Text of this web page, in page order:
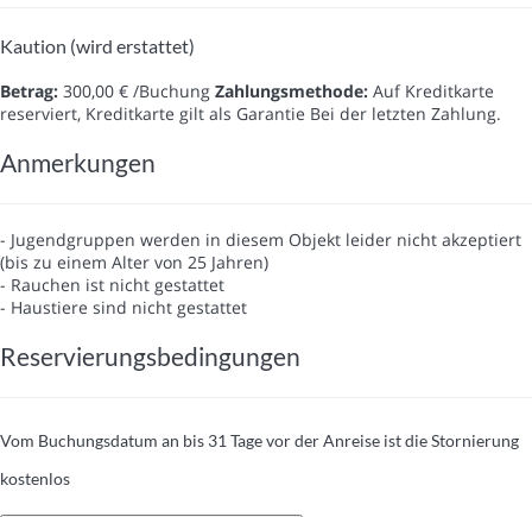
Kaution (wird erstattet)
Betrag: 300,00 € /Buchung Zahlungsmethode: Auf Kreditkarte
reserviert, Kreditkarte gilt als Garantie Bei der letzten Zahlung.
Anmerkungen
- Jugendgruppen werden in diesem Objekt leider nicht akzeptiert
(bis zu einem Alter von 25 Jahren)
- Rauchen ist nicht gestattet
- Haustiere sind nicht gestattet
Reservierungsbedingungen
Vom Buchungsdatum an bis 31 Tage vor der Anreise ist die Stornierung
kostenlos